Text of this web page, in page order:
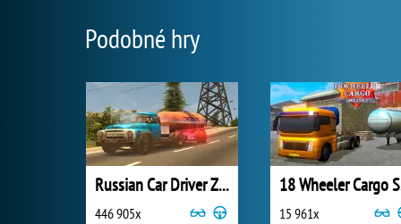
Podobné hry
Russian Car Driver ZIL 130
446 905x 15 961x